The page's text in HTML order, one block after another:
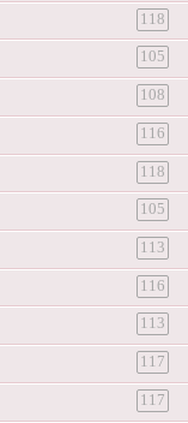
118
105
108
116
118
105
113
116
113
117
117